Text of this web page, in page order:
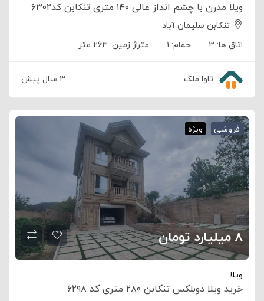
ویلا مدرن با چشم انداز عالی ۱۴۰ متری تنکابن کد۶۳۰۲
تنکابن سلیمان آباد
اتاق ها: ۳ حمام: ۱ متراژ زمین: ۲۶۳ متر
تاوا ملک ۳ سال پیش
فروشی ویژه
۸ میلیارد تومان
ویلا
خرید ویلا دوبلکس تنکابن ۲۸۰ متری کد ۶۲۹۸